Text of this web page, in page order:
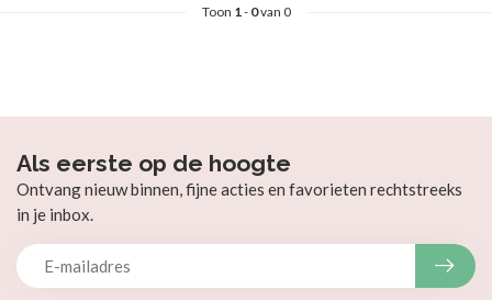
Toon 1- 0van 0
Als eerste op de hoogte
Ontvang nieuw binnen, fijne acties en favorieten rechtstreeks
in je inbox.